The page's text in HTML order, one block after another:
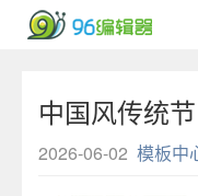
中国风传统
2026-06-02 模板中